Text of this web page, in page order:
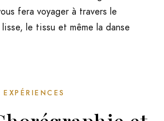
fera voyager à travers le
le tissu et même la danse
EXPÉRIENCES